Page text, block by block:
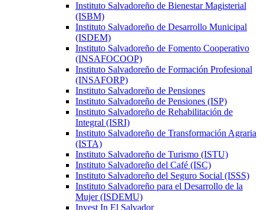
Instituto Salvadoreño de Bienestar Magisterial
(ISBM)
Instituto Salvadoreño de Desarrollo Municipal
(ISDEM)
Instituto Salvadoreño de Fomento Cooperativo
(INSAFOCOOP)
Instituto Salvadoreño de Formación Profesional
(INSAFORP)
Instituto Salvadoreño de Pensiones
Instituto Salvadoreño de Pensiones (ISP)
Instituto Salvadoreño de Rehabilitación de
Integral (ISRI)
Instituto Salvadoreño de Transformación Agraria
(ISTA)
Instituto Salvadoreño de Turismo (ISTU)
Instituto Salvadoreño del Café (ISC)
Instituto Salvadoreño del Seguro Social (ISSS)
Instituto Salvadoreño para el Desarrollo de la
Mujer (ISDEMU)
Invest In El Salvador